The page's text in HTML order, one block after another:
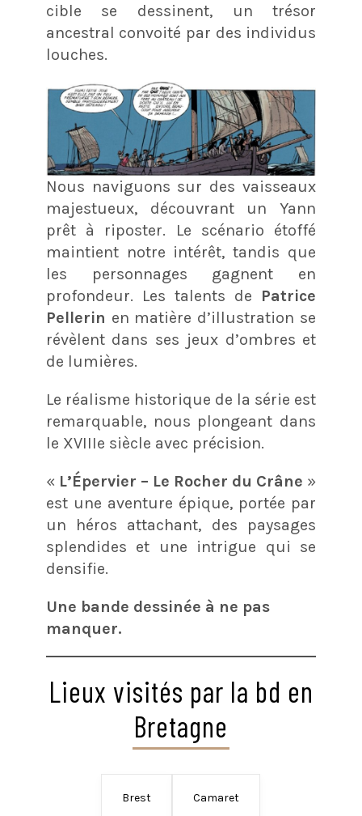
cible se dessinent, un trésor
ancestral convoité par des individus
louches.
Nous naviguons sur des vaisseaux
majestueux, découvrant un Yann
prêt à riposter. Le scénario étoffé
maintient notre intérêt, tandis que
les personnages gagnent en
profondeur. Les talents de Patrice
Pellerin en matière d’illustration se
révèlent dans ses jeux d’ombres et
de lumières.
Le réalisme historique de la série est
remarquable, nous plongeant dans
le XVIIIe siècle avec précision.
« L’Épervier – Le Rocher du Crâne »
est une aventure épique, portée par
un héros attachant, des paysages
splendides et une intrigue qui se
densifie.
Une bande dessinée à ne pas
manquer.
Lieux visités par la bd en
Bretagne
Brest Camaret